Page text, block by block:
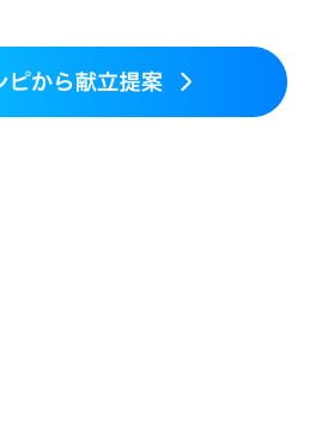
初期）
る（初期）
妊娠高血圧(中期)